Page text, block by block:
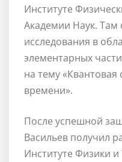
Институте
Академии Наук.
исследования в
элементарных
на тему «Квантовая
времени».
После успешной
Васильев получил
Институте Физики